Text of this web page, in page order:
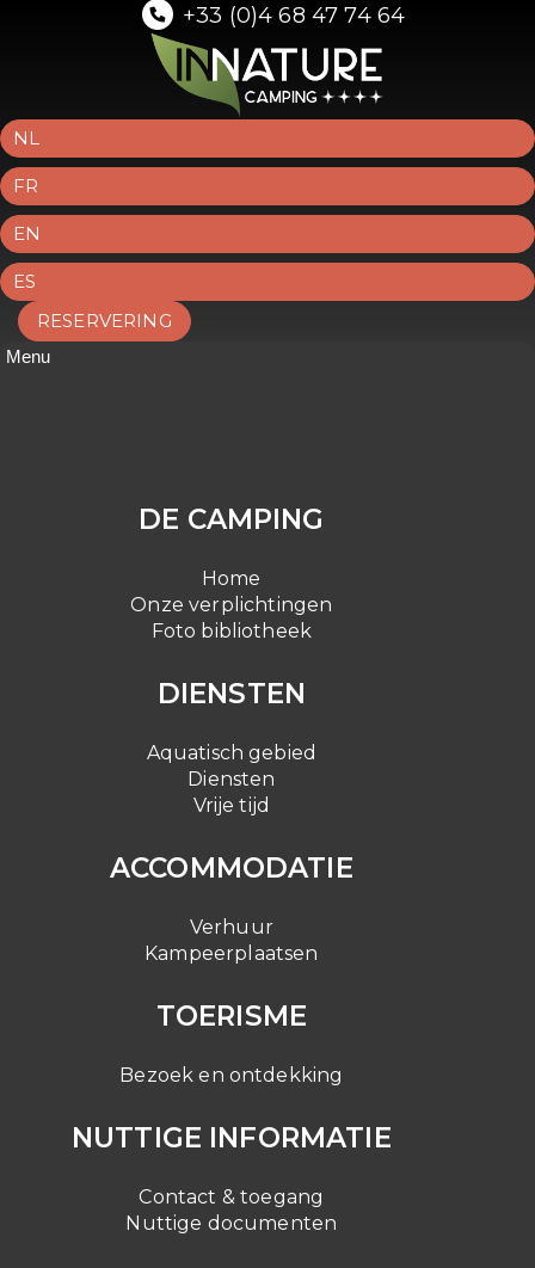
+33 (0)4 68 47 74 64
NL
FR
EN
ES
RESERVERING
Menu
DE CAMPING
Home
Onze verplichtingen
Foto bibliotheek
DIENSTEN
Aquatisch gebied
Diensten
Vrije tijd
ACCOMMODATIE
Verhuur
Kampeerplaatsen
TOERISME
Bezoek en ontdekking
NUTTIGE INFORMATIE
Contact & toegang
Nuttige documenten